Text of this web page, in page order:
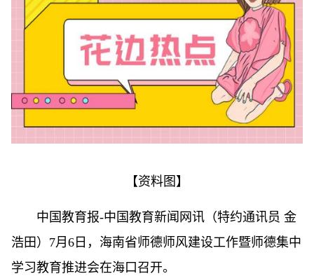
【资料图】
中国教育报-中国教育新闻网讯（特约通讯员 金
浩田）7月6日，海南省师德师风建设工作暨师德集中
学习教育推进会在海口召开。